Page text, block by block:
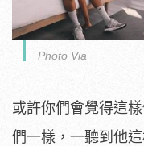
Photo Via
或許你們會覺得這
們一樣，一聽到他